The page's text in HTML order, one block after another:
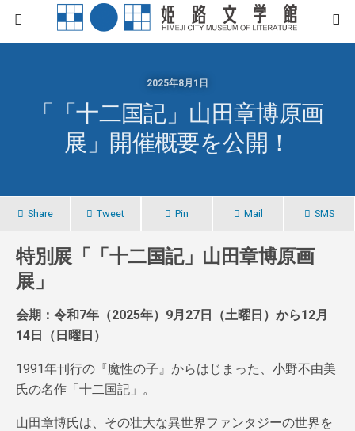
2025年8月1日
「「十二国記」山田章博原画
展」開催概要を公開！
Share Tweet Pin Mail SMS
特別展「「十二国記」山田章博原画
展」
会期：令和7年（2025年）9月27日（土曜日）から12月
14日（日曜日）
1991年刊行の『魔性の子』からはじまった、小野不由美
氏の名作「十二国記」。
山田章博氏は、その壮大な異世界ファンタジーの世界を